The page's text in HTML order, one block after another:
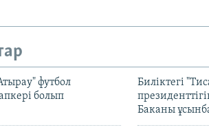
футбол
болып
Биліктегі
Баканы